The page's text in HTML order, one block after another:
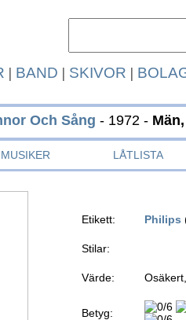
| BAND | SKIVOR |
Och Sång - 1972 -
MUSIKER LÅTLISTA
Etikett: Philips
Stilar:
Värde:
Betyg: